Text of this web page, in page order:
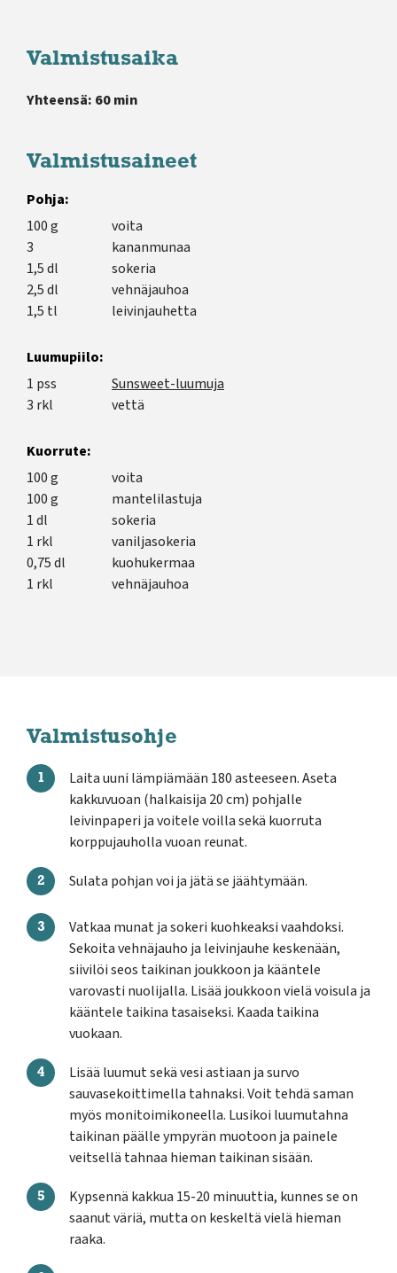
Valmistusaika
Yhteensä: 60 min
Valmistusaineet
Pohja:
100 g
voita
3
kananmunaa
1,5 dl
sokeria
2,5 dl
vehnäjauhoa
1,5 tl
leivinjauhetta
Luumupiilo:
1 pss
Sunsweet-luumuja
3 rkl
vettä
Kuorrute:
100 g
voita
100 g
mantelilastuja
1 dl
sokeria
1 rkl
vaniljasokeria
0,75 dl
kuohukermaa
1 rkl
vehnäjauhoa
Valmistusohje
Laita uuni lämpiämään 180 asteeseen. Aseta
kakkuvuoan (halkaisija 20 cm) pohjalle
leivinpaperi ja voitele voilla sekä kuorruta
korppujauholla vuoan reunat.
Sulata pohjan voi ja jätä se jäähtymään.
Vatkaa munat ja sokeri kuohkeaksi vaahdoksi.
Sekoita vehnäjauho ja leivinjauhe keskenään,
siivilöi seos taikinan joukkoon ja kääntele
varovasti nuolijalla. Lisää joukkoon vielä voisula ja
kääntele taikina tasaiseksi. Kaada taikina
vuokaan.
Lisää luumut sekä vesi astiaan ja survo
sauvasekoittimella tahnaksi. Voit tehdä saman
myös monitoimikoneella. Lusikoi luumutahna
taikinan päälle ympyrän muotoon ja painele
veitsellä tahnaa hieman taikinan sisään.
Kypsennä kakkua 15-20 minuuttia, kunnes se on
saanut väriä, mutta on keskeltä vielä hieman
raaka.